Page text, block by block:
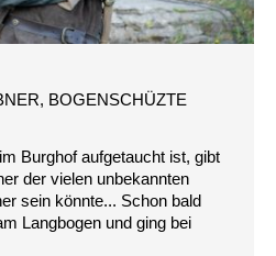
BOGENSCHÜZTE
Burghof aufgetaucht ist, gibt
der vielen unbekannten
sein könnte... Schon bald
Langbogen und ging bei